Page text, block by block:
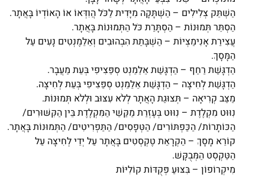
הַשְׁתֵּק צְלִילִים – הַשְׁתָּקָה מִיָּדִית לַכֹּל הֲוִדְּאוֹ אוֹ הָאוֹדְיוֹ בָּאֲתָר.
הַסְתֵּר תְּמוּנוֹת – הַסְתָּרַת כֹּל הַתְּמוּנוֹת בָּאֲתָר.
עֲצִירַת אָנִימַצְיוֹת – הַשְׁבָּתַת הִבְהוּבִים וְאֵלֵמֶנְטִים נָעִים עַל
הַמָּסָךְ.
הַדְגָּשַׁת רַחַף – הַדְגָּשַׁת אֵלֵמֵנְט סְפֵּצִיפִי בְּעֵת מַעֲבָר.
הַדְגָּשַׁת לְחִיצָה – הַדְגָּשַׁת אֵלֵמֵנְט סְפֵּצִיפִי בְּעֵת לְחִיצָה.
מַצַּב קְרִיאָה – תְּצוּגַת הָאֲתָר לְלֹא עִצּוּב וּלְלֹא תְּמוּנוֹת.
נִוּוּט מִקְלֶדֶת – נִוּוּט בְּעֶזְרַת מַקַּשֵׁי הַמִּקְלֶדֶת בֵּין הַקִּשּׁוּרִים/
הַכּוֹתָרוֹת/ הַכַּפְתּוֹרִים/ הַטְּפָסִים/ הַתַּפְרִיטִים/ הַתְּמוּנוֹת בָּאֲתָר.
קוֹרֵא מָסָךְ – הַקְרָאַת טֶקְסְטִים בָּאֲתָר עַל יְדֵי לְחִיצָה עַל
הַטֵּקְסְט הַמְּבֻקָּשׁ.
מִיקְרוֹפוֹן – בִּצּוּעַ פְּקֻדּוֹת קוֹלִיּוֹת